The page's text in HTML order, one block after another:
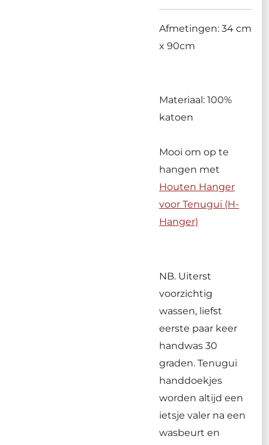
Afmetingen: 34 cm
x 90cm
Materiaal: 100%
katoen
Mooi om op te
hangen met
Houten Hanger
voor Tenugui (H-
Hanger)
NB. Uiterst
voorzichtig
wassen, liefst
eerste paar keer
handwas 30
graden. Tenugui
handdoekjes
worden altijd een
ietsje valer na een
wasbeurt en